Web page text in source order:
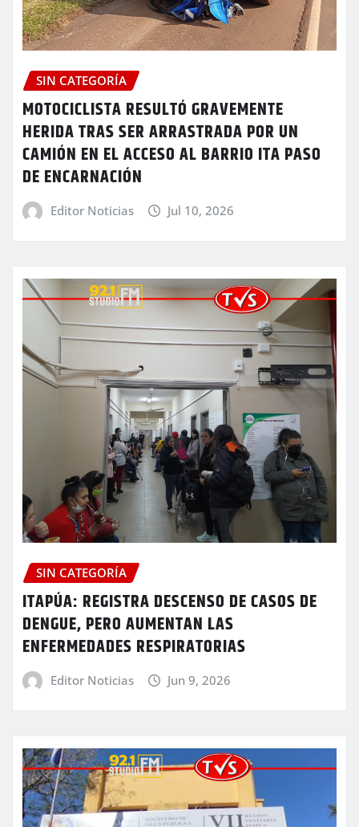
SIN CATEGORÍA
MOTOCICLISTA RESULTÓ GRAVEMENTE
HERIDA TRAS SER ARRASTRADA POR UN
CAMIÓN EN EL ACCESO AL BARRIO ITA PASO
DE ENCARNACIÓN
Editor Noticias Jul 10, 2026
SIN CATEGORÍA
ITAPÚA: REGISTRA DESCENSO DE CASOS DE
DENGUE, PERO AUMENTAN LAS
ENFERMEDADES RESPIRATORIAS
Editor Noticias Jun 9, 2026